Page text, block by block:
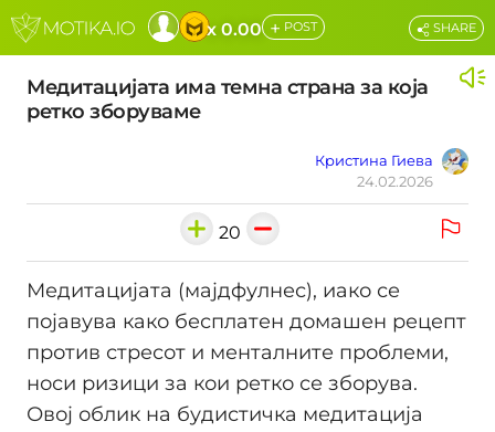
x 0.00 + POST
Медитацијата има темна страна за која
ретко зборуваме
Кристина Гиева
24.02.2026
SHARE
20
Медитацијата (мајдфулнес), иако се
појавува како бесплатен домашен рецепт
против стресот и менталните проблеми,
носи ризици за кои ретко се зборува.
Овој облик на будистичка медитација